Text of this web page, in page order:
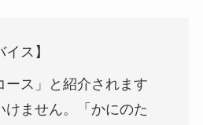
ス】
ース」と紹介されます
けません。「かにのた